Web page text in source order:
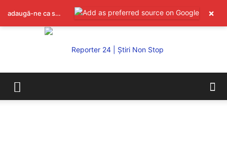
adaugă-ne ca sursă preferată pe Google ×